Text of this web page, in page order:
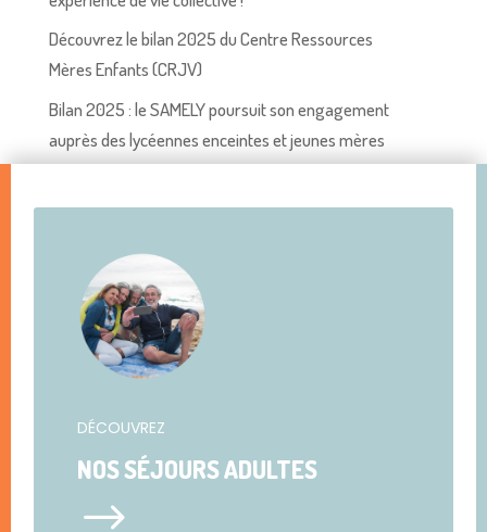
Découvrez le bilan 2025 du Centre Ressources
Mères Enfants (CRJV)
Bilan 2025 : le SAMELY poursuit son engagement
auprès des lycéennes enceintes et jeunes mères
DÉCOUVREZ
NOS SÉJOURS ADULTES
$